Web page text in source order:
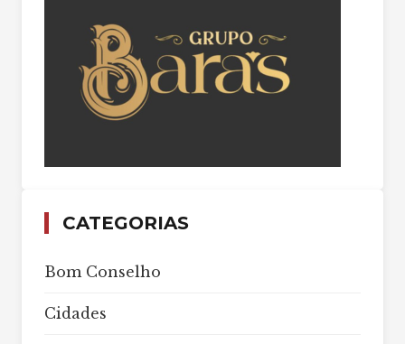
CATEGORIAS
Bom Conselho
Cidades